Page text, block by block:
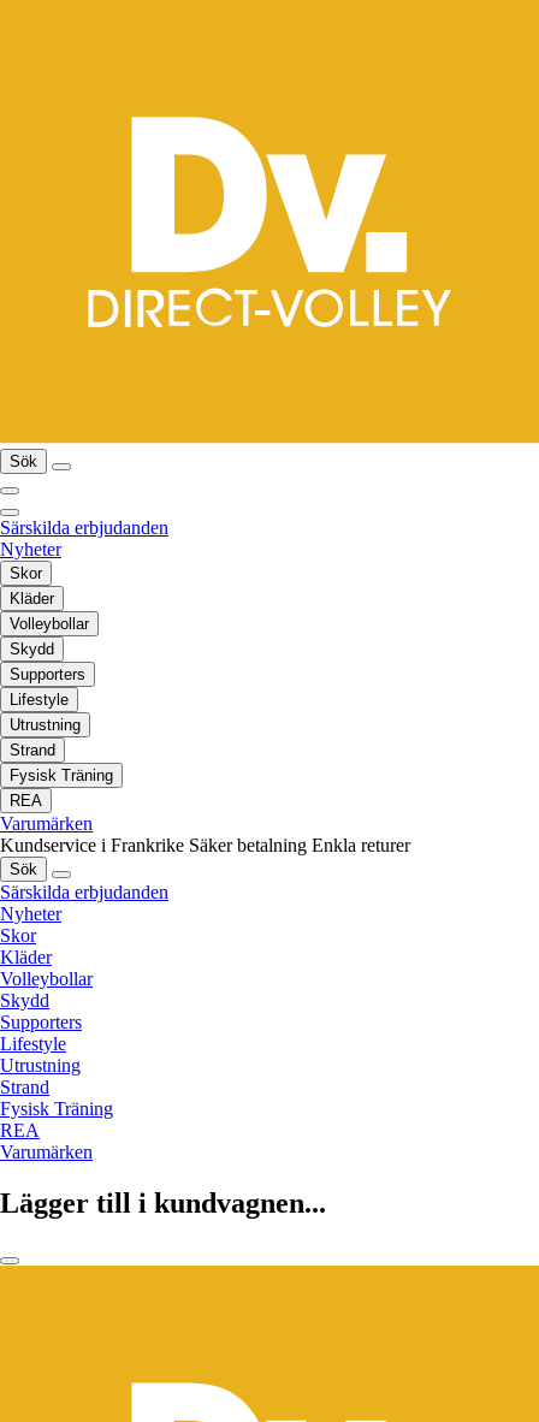
Sök
Särskilda erbjudanden
Nyheter
Skor
Kläder
Volleybollar
Skydd
Supporters
Lifestyle
Utrustning
Strand
Fysisk Träning
REA
Varumärken
Kundservice i Frankrike Säker betalning Enkla returer
Sök
Särskilda erbjudanden
Nyheter
Skor
Kläder
Volleybollar
Skydd
Supporters
Lifestyle
Utrustning
Strand
Fysisk Träning
REA
Varumärken
Lägger till i kundvagnen...